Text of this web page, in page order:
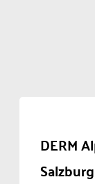
DERM
Salzburg